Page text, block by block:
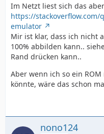
Im Netzt liest sich das
https://
emulator
Mir ist klar, dass ich nicht
100% abbilden kann..
Rand drücken kann..
Aber wenn ich so ein
könnte, wäre das schon
nono124